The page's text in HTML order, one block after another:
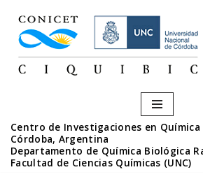
Saltar
contenido
Centro de Investigaciones en
Córdoba, Argentina
Departamento de Química Biológica
Facultad de Ciencias Químicas (UNC)